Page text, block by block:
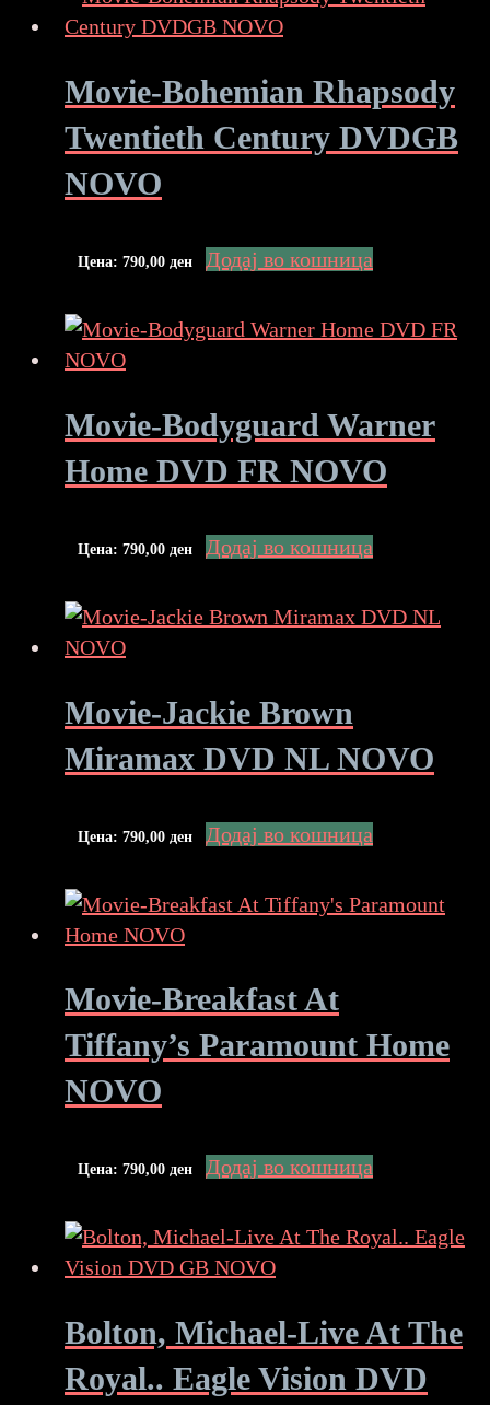
Movie-Bohemian Rhapsody
Twentieth Century DVDGB
NOVO
Цена: 790,00 ден Додај во кошница
Movie-Bodyguard Warner
Home DVD FR NOVO
Цена: 790,00 ден Додај во кошница
Movie-Jackie Brown
Miramax DVD NL NOVO
Цена: 790,00 ден Додај во кошница
Movie-Breakfast At
Tiffany’s Paramount Home
NOVO
Цена: 790,00 ден Додај во кошница
Bolton, Michael-Live At The
Royal.. Eagle Vision DVD